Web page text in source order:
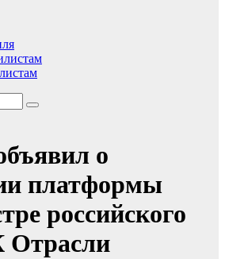
о
платформы
российского